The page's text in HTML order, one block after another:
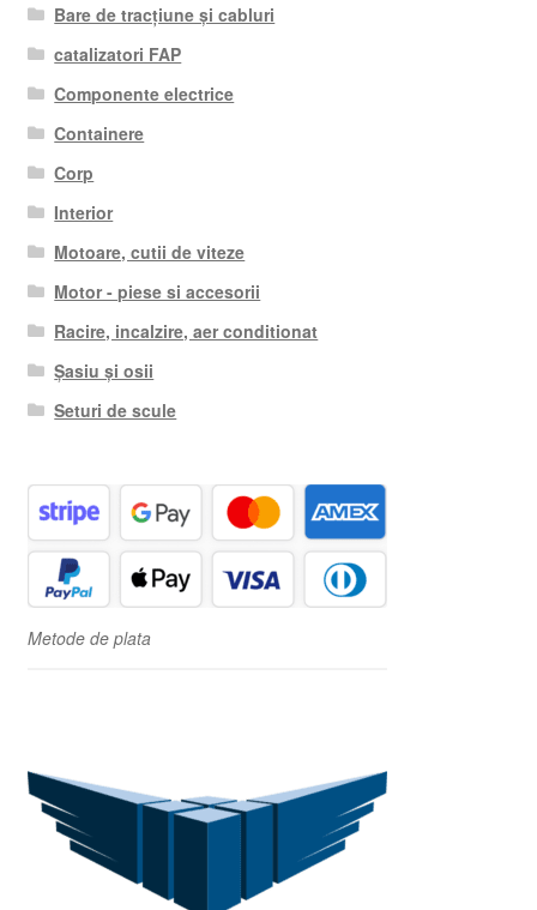
Bare de tracțiune și cabluri
catalizatori FAP
Componente electrice
Containere
Corp
Interior
Motoare, cutii de viteze
Motor - piese si accesorii
Racire, incalzire, aer conditionat
Șasiu și osii
Seturi de scule
Metode de plata